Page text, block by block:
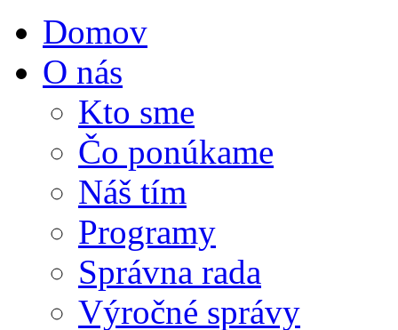
Domov
O nás
Kto sme
Čo ponúkame
Náš tím
Programy
Správna rada
Výročné správy